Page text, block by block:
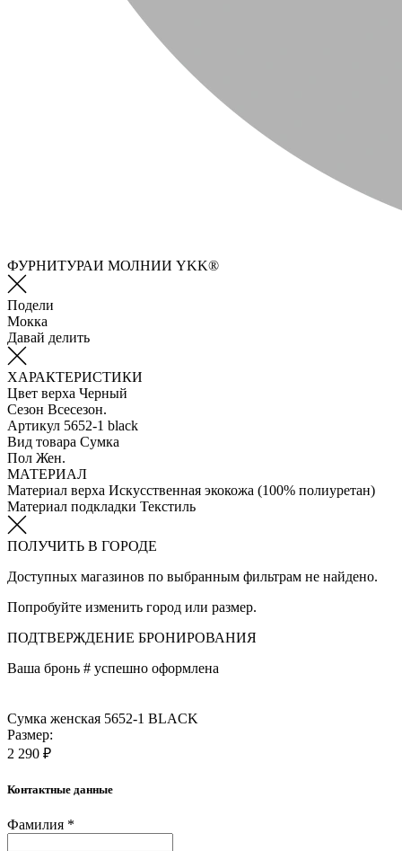
ФУРНИТУРАИ МОЛНИИ YKK®
Подели
Мокка
Давай делить
ХАРАКТЕРИСТИКИ
Цвет верха Черный
Сезон Всесезон.
Артикул 5652-1 black
Вид товара Сумка
Пол Жен.
МАТЕРИАЛ
Материал верха Искусственная экокожа (100% полиуретан)
Материал подкладки Текстиль
ПОЛУЧИТЬ В ГОРОДЕ
Доступных магазинов по выбранным фильтрам не найдено.
Попробуйте изменить город или размер.
ПОДТВЕРЖДЕНИЕ БРОНИРОВАНИЯ
Ваша бронь # успешно оформлена
Сумка женская 5652-1 BLACK
Размер:
2 290 ₽
Контактные данные
Фамилия *